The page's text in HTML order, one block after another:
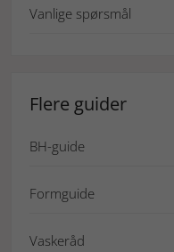
Vanlige spørsmål
Flere guider
BH-guide
Formguide
Vaskeråd